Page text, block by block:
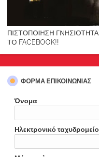
ΠΙΣΤΟΠΟΙΗΣΗ
ΤΟ FACEBOOK!!
ΦΌΡΜΑ ΕΠΙΚΟΙΝΩΝΊΑΣ
Όνομα
Ηλεκτρονικό ταχυδρομείο